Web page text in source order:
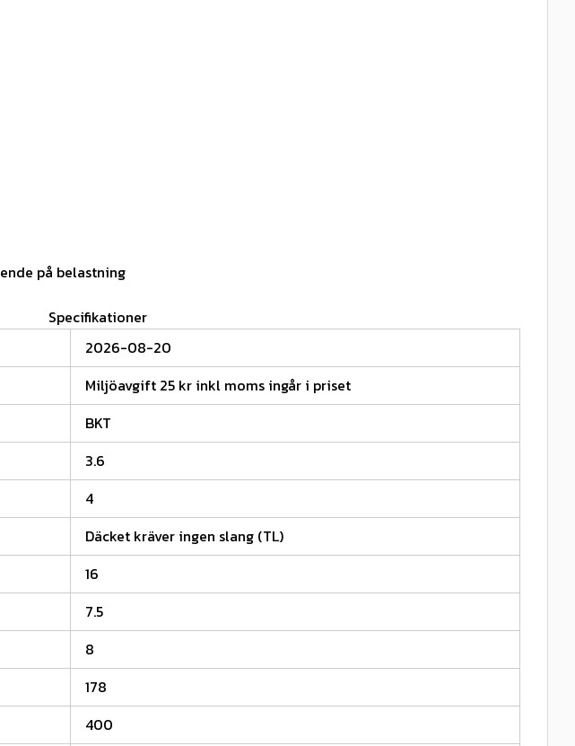
på belastning
Specifikationer
2026-08-20
Miljöavgift 25 kr inkl moms ingår i priset
BKT
3.6
4
Däcket kräver ingen slang (TL)
16
7.5
8
178
400